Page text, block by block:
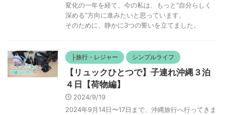
変化の一年を経て、今の私は、もっと“自分らしく
深める”方向に進みたいと思っています。
そのために、静かに3つの誓いを立てました。
├旅行・レジャー シンプルライフ
【リュックひとつで】子連れ沖縄３泊
４日【荷物編】
2024/9/19
2024年9月14日〜17日まで、沖縄旅行へ行ってきま